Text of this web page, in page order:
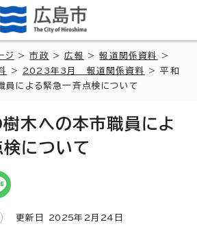
ジ >市政 >広報 >報道関係資料
>
> 2023年3月 報道関係資料
> 平和
員による緊急一斉点検について
木への本市職員によ
について
更新日 2025年2月 24 日